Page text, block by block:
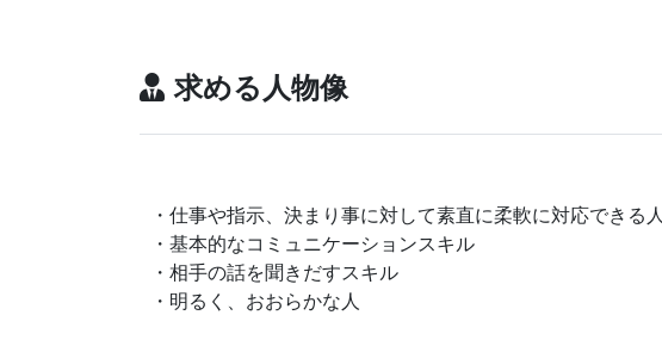
求める人物像
・仕事や指示、決まり事に対して素直に柔軟に対応できる人
・基本的なコミュニケーションスキル
・相手の話を聞きだすスキル
・明るく、おおらかな人